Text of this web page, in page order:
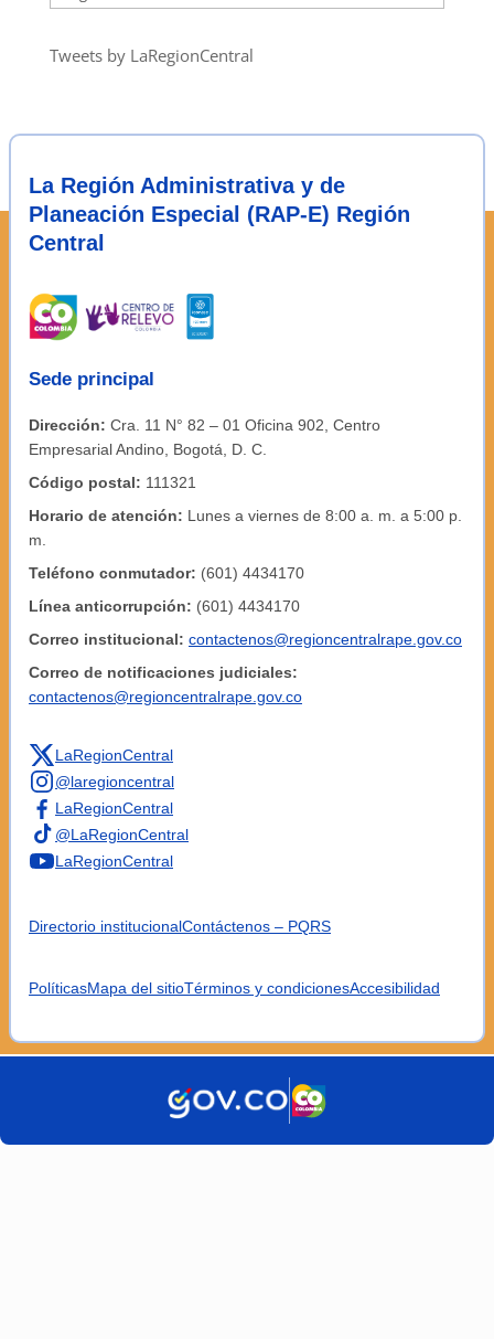
notas
Tweets by LaRegionCentral
La Región Administrativa y de
Planeación Especial (RAP-E) Región
Central
Sede principal
Dirección: Cra. 11 N° 82 – 01 Oficina 902, Centro
Empresarial Andino, Bogotá, D. C.
Código postal: 111321
Horario de atención: Lunes a viernes de 8:00 a. m. a 5:00 p.
m.
Teléfono conmutador: (601) 4434170
Línea anticorrupción: (601) 4434170
Correo institucional: contactenos@regioncentralrape.gov.co
Correo de notificaciones judiciales:
contactenos@regioncentralrape.gov.co
LaRegionCentral
@laregioncentral
LaRegionCentral
@LaRegionCentral
LaRegionCentral
Directorio institucionalContáctenos – PQRS
PolíticasMapa del sitioTérminos y condicionesAccesibilidad